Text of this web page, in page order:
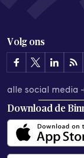
Volg ons
alle social media
Download de